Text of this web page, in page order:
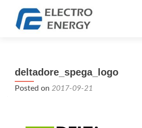
deltadore_spega_logo
Posted on 2017-09-21